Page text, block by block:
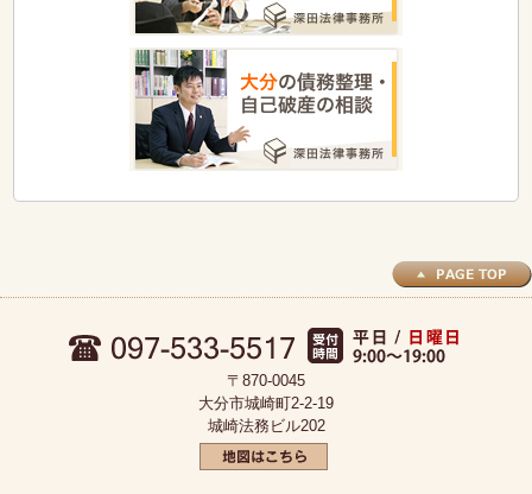
〒870-0045
大分市城崎町2-2-19
城崎法務ビル202